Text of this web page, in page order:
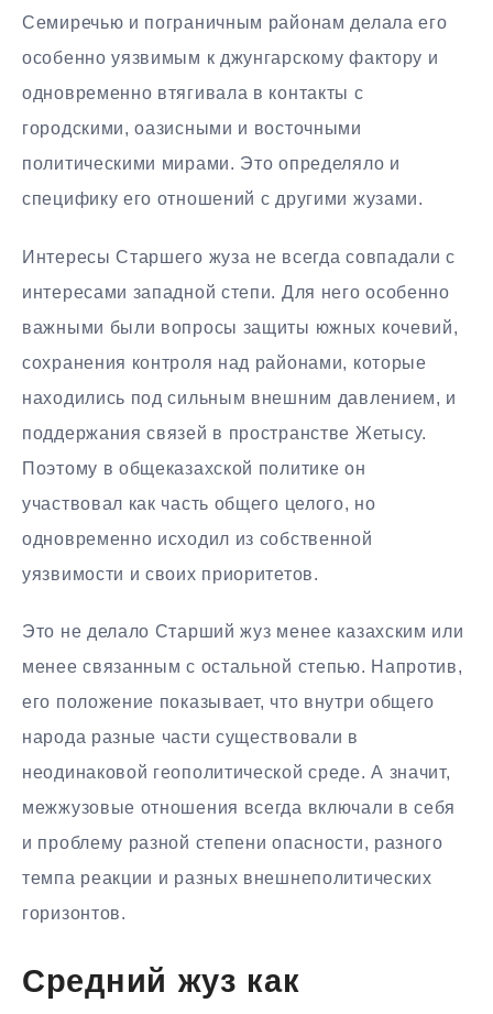
Семиречью и пограничным районам делала его
особенно уязвимым к джунгарскому фактору и
одновременно втягивала в контакты с
городскими, оазисными и восточными
политическими мирами. Это определяло и
специфику его отношений с другими жузами.
Интересы Старшего жуза не всегда совпадали с
интересами западной степи. Для него особенно
важными были вопросы защиты южных кочевий,
сохранения контроля над районами, которые
находились под сильным внешним давлением, и
поддержания связей в пространстве Жетысу.
Поэтому в общеказахской политике он
участвовал как часть общего целого, но
одновременно исходил из собственной
уязвимости и своих приоритетов.
Это не делало Старший жуз менее казахским или
менее связанным с остальной степью. Напротив,
его положение показывает, что внутри общего
народа разные части существовали в
неодинаковой геополитической среде. А значит,
межжузовые отношения всегда включали в себя
и проблему разной степени опасности, разного
темпа реакции и разных внешнеполитических
горизонтов.
Средний жуз как